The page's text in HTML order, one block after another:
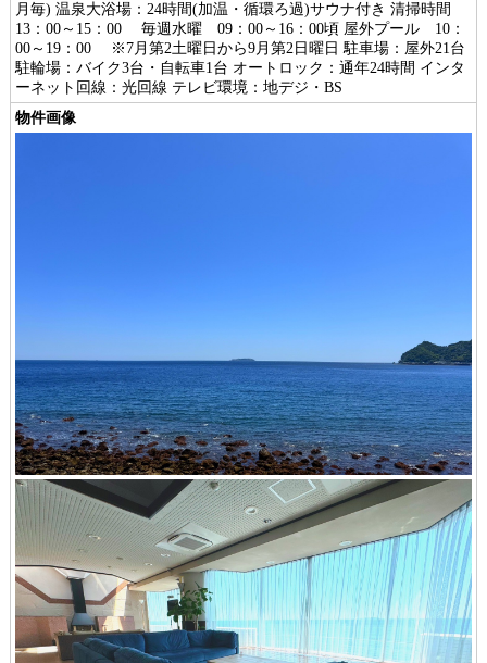
月毎) 温泉大浴場：24時間(加温・循環ろ過)サウナ付き 清掃時間
13：00～15：00 毎週水曜 09：00～16：00頃 屋外プール 10：
00～19：00 ※7月第2土曜日から9月第2日曜日 駐車場：屋外21台
駐輪場：バイク3台・自転車1台 オートロック：通年24時間 インタ
ーネット回線：光回線 テレビ環境：地デジ・BS
物件画像